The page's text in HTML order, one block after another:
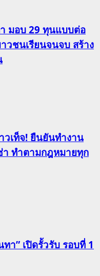
มอบ 29 ทุนแบบต่อ
วชนเรียนจนจบ สร้าง
วเท็จ! ยืนยันทำงาน
า ทำตามกฎหมายทุก
า” เปิดรั้วรับ รอบที่ 1